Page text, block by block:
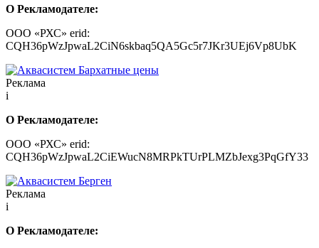
О Рекламодателе:
ООО «РХС» erid:
CQH36pWzJpwaL2CiN6skbaq5QA5Gc5r7JKr3UEj6Vp8UbK
Реклама
i
О Рекламодателе:
ООО «РХС» erid:
CQH36pWzJpwaL2CiEWucN8MRPkTUrPLMZbJexg3PqGfY33
Реклама
i
О Рекламодателе: